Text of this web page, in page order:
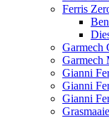
Ferris
Garmech
Garmech
Gianni
Gianni
Gianni